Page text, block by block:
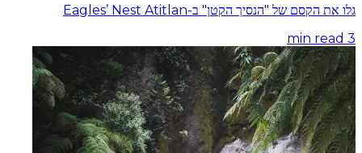
גלו את הקסם של "הנסיך הקטן" ב-Eagles’ Nest Atitlan
3